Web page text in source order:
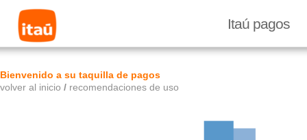
Itaú pagos
Bienvenido a su taquilla de pagos
volver al inicio / recomendaciones de uso